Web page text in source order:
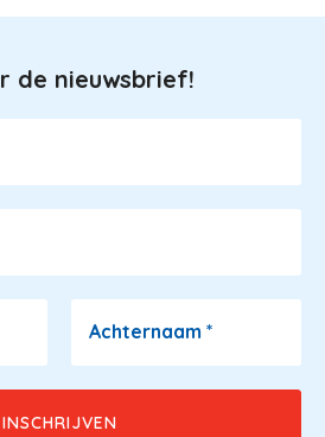
de nieuwsbrief!
Achternaam *